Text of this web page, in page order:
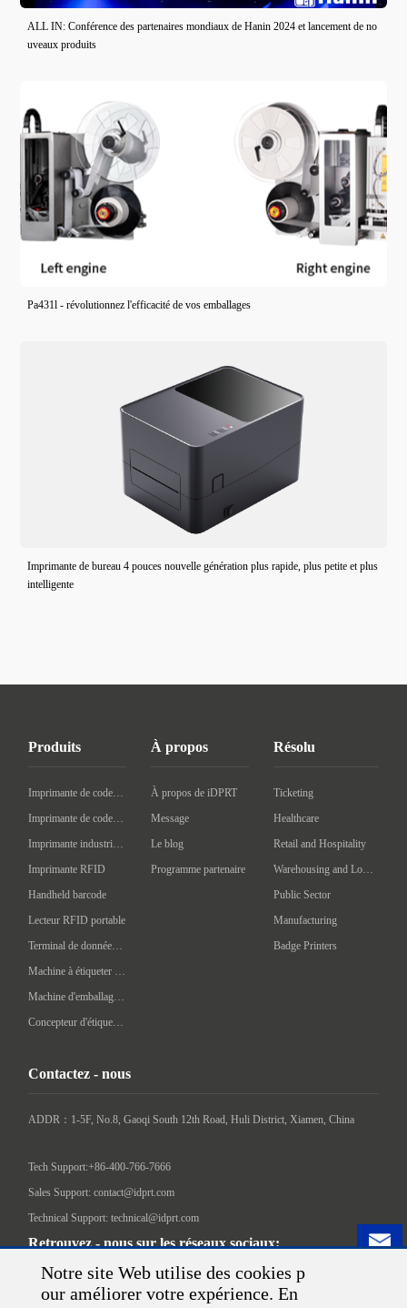
ALL IN: Conférence des partenaires mondiaux de Hanin 2024 et lancement de no
uveaux produits
Pa431l - révolutionnez l'efficacité de vos emballages
Imprimante de bureau 4 pouces nouvelle génération plus rapide, plus petite et plus
intelligente
Notre site Web utilise des cookies p
our améliorer votre expérience. En
Produits
Imprimante RFID
Handheld barcode
Lecteur RFID portable
À propos
À propos de iDPRT
Message
Le blog
Programme partenaire
Résolu
Ticketing
Healthcare
Retail and Hospitality
Public Sector
Manufacturing
Badge Printers
Contactez - nous
ADDR：1-5F, No.8, Gaoqi South 12th Road, Huli District, Xiamen, China
Tech Support:+86-400-766-7666
Sales Support: contact@idprt.com
Technical Support: technical@idprt.com
Retrouvez - nous sur les réseaux sociaux: